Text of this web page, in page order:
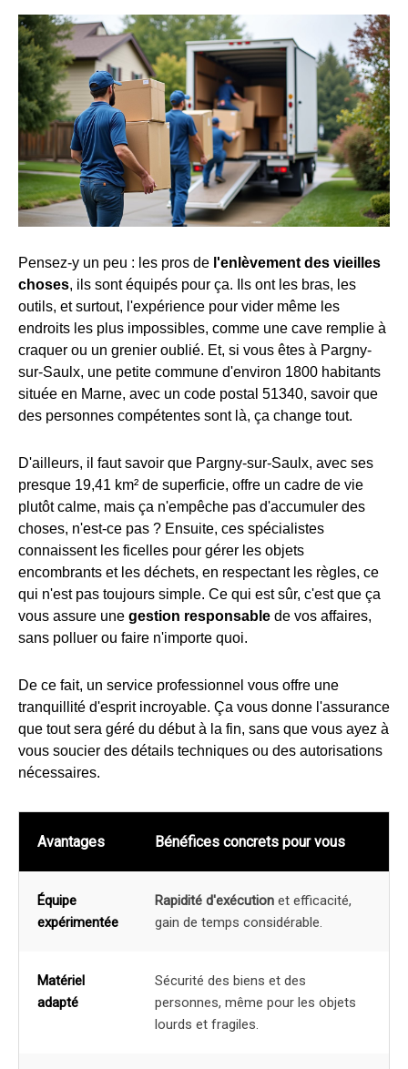
Pensez-y un peu : les pros de l'enlèvement des vieilles
choses, ils sont équipés pour ça. Ils ont les bras, les
outils, et surtout, l'expérience pour vider même les
endroits les plus impossibles, comme une cave remplie à
craquer ou un grenier oublié. Et, si vous êtes à Pargny-
sur-Saulx, une petite commune d'environ 1800 habitants
située en Marne, avec un code postal 51340, savoir que
des personnes compétentes sont là, ça change tout.
D'ailleurs, il faut savoir que Pargny-sur-Saulx, avec ses
presque 19,41 km² de superficie, offre un cadre de vie
plutôt calme, mais ça n'empêche pas d'accumuler des
choses, n'est-ce pas ? Ensuite, ces spécialistes
connaissent les ficelles pour gérer les objets
encombrants et les déchets, en respectant les règles, ce
qui n'est pas toujours simple. Ce qui est sûr, c'est que ça
vous assure une gestion responsable de vos affaires,
sans polluer ou faire n'importe quoi.
De ce fait, un service professionnel vous offre une
tranquillité d'esprit incroyable. Ça vous donne l'assurance
que tout sera géré du début à la fin, sans que vous ayez à
vous soucier des détails techniques ou des autorisations
nécessaires.
Avantages Bénéfices concrets pour vous
Équipe
expérimentée
Rapidité d'exécution et efficacité,
gain de temps considérable.
Matériel
adapté
Sécurité des biens et des
personnes, même pour les objets
lourds et fragiles.